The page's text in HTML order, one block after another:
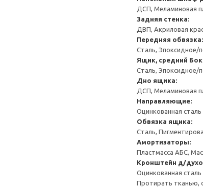
ДСП, Меламиновая
Задняя стенка:
ДВП, Акриловая
Передняя обвязка:
Сталь, Эпоксидное/
Ящик, средний
Сталь, Эпоксидное/
Дно ящика:
ДСП, Меламиновая
Направляющие:
Оцинкованная сталь
Обвязка ящика:
Сталь,
Амортизаторы:
Пластмасса АБС,
Кронштейн д/
Оцинкованная сталь
Протирать тканью,